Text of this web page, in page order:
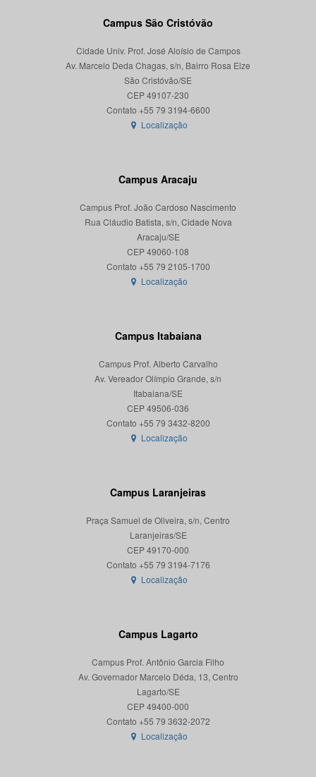
Campus São Cristóvão
Cidade Univ. Prof. José Aloísio de Campos
Av. Marcelo Deda Chagas, s/n, Bairro Rosa Elze
São Cristóvão/SE
CEP 49107-230
Localização
Campus Aracaju
Campus Prof. João Cardoso Nascimento
Rua Cláudio Batista, s/n, Cidade Nova
Aracaju/SE
CEP 49060-108
Localização
Campus Itabaiana
Campus Prof. Alberto Carvalho
Av. Vereador Olímpio Grande, s/n
Itabaiana/SE
CEP 49506-036
Localização
Campus Laranjeiras
Praça Samuel de Oliveira, s/n, Centro
Laranjeiras/SE
CEP 49170-000
Localização
Campus Lagarto
Campus Prof. Antônio Garcia Filho
Av. Governador Marcelo Déda, 13, Centro
Lagarto/SE
CEP 49400-000
Localização